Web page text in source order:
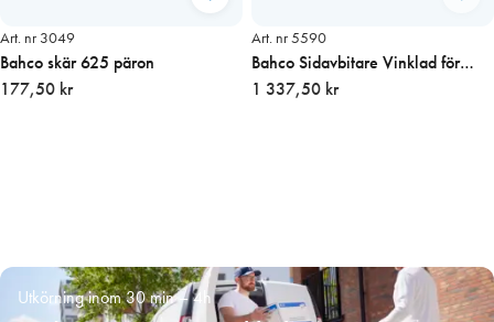
Art. nr 3049
Bahco skär 625 päron
177,50 kr
Art. nr 5590
Bahco Sidavbitare Vinklad för
plast
1 337,50 kr
Utkörning inom 30 min – 4h